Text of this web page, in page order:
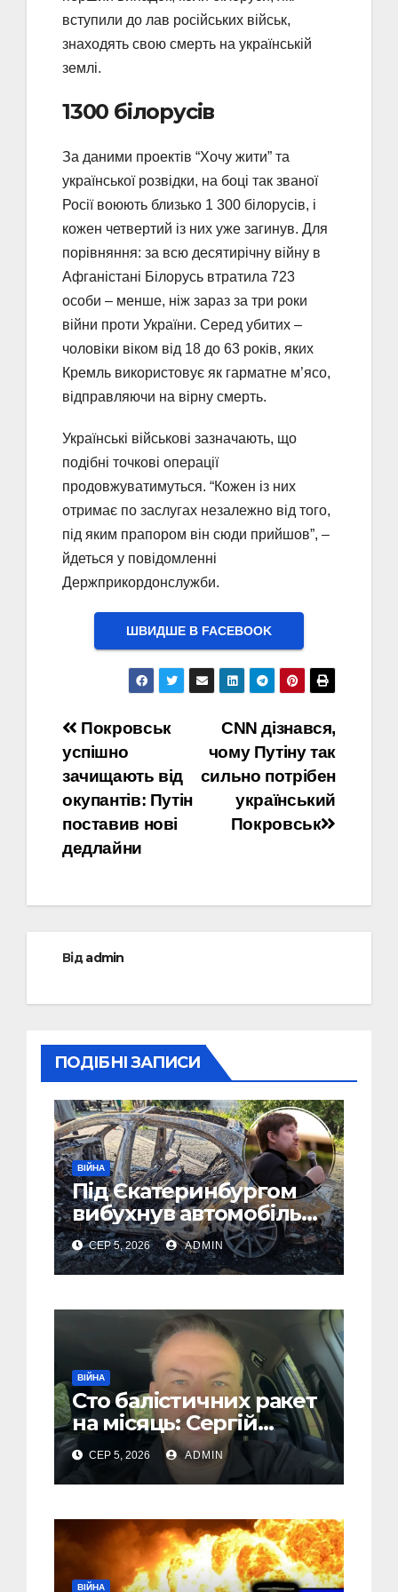
вступили до лав російських військ,
знаходять свою смерть на українській
землі.
1300 білорусів
За даними проектів “Хочу жити” та
української розвідки, на боці так званої
Росії воюють близько 1 300 білорусів, і
кожен четвертий із них уже загинув. Для
порівняння: за всю десятирічну війну в
Афганістані Білорусь втратила 723
особи – менше, ніж зараз за три роки
війни проти України. Серед убитих –
чоловіки віком від 18 до 63 років, яких
Кремль використовує як гарматне м’ясо,
відправляючи на вірну смерть.
Українські військові зазначають, що
подібні точкові операції
продовжуватимуться. “Кожен із них
отримає по заслугах незалежно від того,
під яким прапором він сюди прийшов”, –
йдеться у повідомленні
Держприкордонслужби.
ШВИДШЕ В FACEBOOK
Навігація
записів
CNN дізнався,
чому Путіну так
сильно потрібен
український
Покровськ
Покровськ
успішно
зачищають від
окупантів: Путін
поставив нові
дедлайни
Відadmin
ПОДІБНІ ЗАПИСИ
ВІЙНА
Під Єкатеринбургом
вибухнув автомобіль
голови компанії-
виробника дронів
“Упир” – перші
СЕР 5, 2026 ADMIN
ВІЙНА
Сто балістичних ракет
на місяць: Сергій
“Флеш” закликав
українців готуватися
до гіршого
СЕР 5, 2026 ADMIN
ВІЙНА